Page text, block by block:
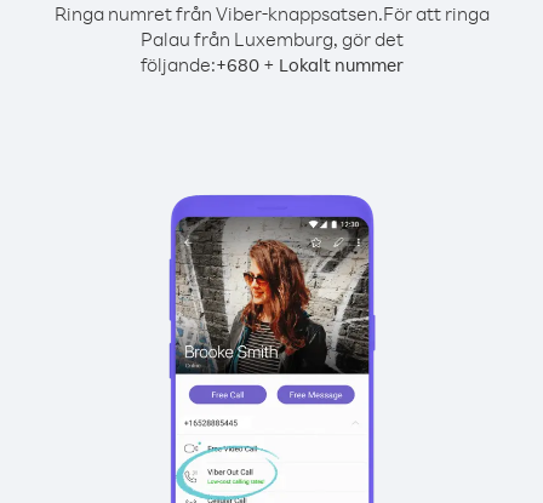
Ringa numret från Viber-knappsatsen.För att ringa
Palau från Luxemburg, gör det
följande:+680+ Lokalt nummer